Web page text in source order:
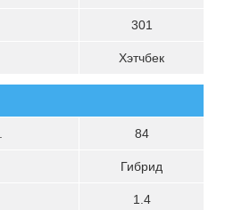
301
Хэтчбек
84
Гибрид
1.4